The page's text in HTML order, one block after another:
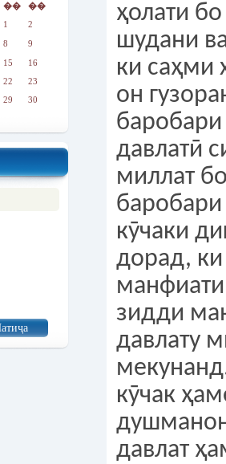
��
��
1
2
8
9
15
16
22
23
29
30
ҳолати
шудани
ки саҳми
он
давлатӣ
миллат
баробари
кӯчаки
дорад, ки
манфиати
зидди
давлату
кӯчак
давлат